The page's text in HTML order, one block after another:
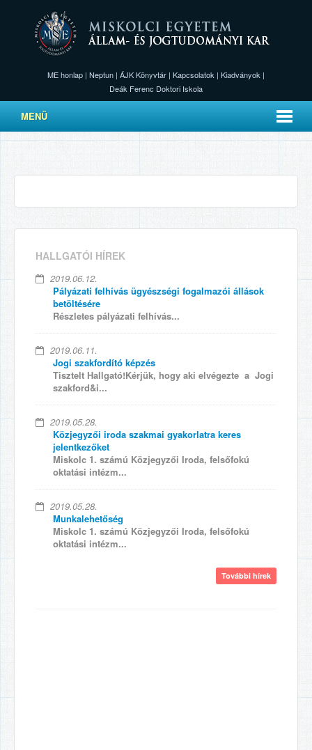
ME honlap | Neptun | ÁJK Könyvtár | Kapcsolatok | Kiadványok |
Deák Ferenc Doktori Iskola
MENÜ
HALLGATÓI HÍREK
2019.06.12.
Pályázati felhívás ügyészségi fogalmazói állások
betöltésére
Részletes pályázati felhívás...
2019.06.11.
Jogi szakfordító képzés
Tisztelt Hallgató!Kérjük, hogy aki elvégezte a Jogi
szakford&i...
2019.05.28.
Közjegyzői iroda szakmai gyakorlatra keres
jelentkezőket
Miskolc 1. számú Közjegyzői Iroda, felsőfokú
oktatási intézm...
2019.05.28.
Munkalehetőség
Miskolc 1. számú Közjegyzői Iroda, felsőfokú
oktatási intézm...
További hírek